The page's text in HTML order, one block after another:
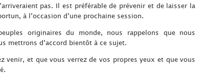
pas. Il est préférable de prévenir et de laisser la
à l’occasion d’une prochaine session.
originaires du monde, nous rappelons que nous
mettrons d’accord bientôt à ce sujet.
venir, et que vous verrez de vos propres yeux et que vous